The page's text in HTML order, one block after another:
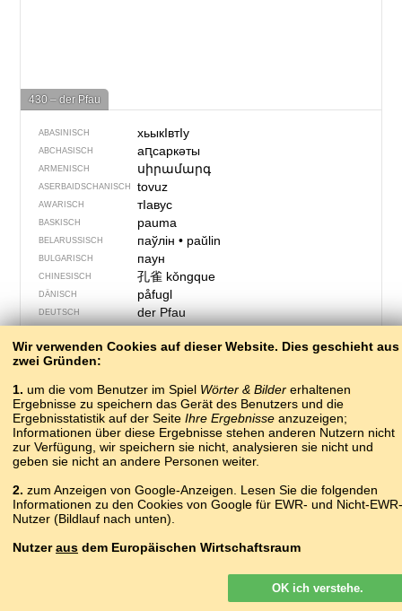
430 – der Pfau
ABASINISCH хьыкIвтIу
ABCHASISCH аԥсаркәты
ARMENISCH սիրամարգ
ASERBAIDSCHANISCH tovuz
AWARISCH тIавус
BASKISCH pauma
BELARUSSISCH паўлін• paŭlin
BULGARISCH паун
CHINESISCH 孔雀 kǒngque
DÄNISCH påfugl
DEUTSCH der Pfau
peacock
ERSJA-MORDWINISCH ?
ESPERANTO
ESTNISCH paabulind
FÄRÖISCH páfuglur
FINNISCH riikinkukko
FRANZÖSISCH paon
FURLANISCH pavon
GRIECHISCH παγώνι
IRISCH péacóg
ISLÄNDISCH páfugl
ITALIENISCH pavone
Wir verwenden Cookies auf dieser Website. Dies geschieht aus
zwei Gründen:
1. um die vom Benutzer im Spiel Wörter & Bildererhaltenen
Ergebnisse zu speichern das Gerät des Benutzers und die
Ergebnisstatistik auf der Seite Ihre Ergebnisse anzuzeigen;
Informationen über diese Ergebnisse stehen anderen Nutzern nicht
zur Verfügung, wir speichern sie nicht, analysieren sie nicht und
geben sie nicht an andere Personen weiter.
2. zum Anzeigen von Google-Anzeigen. Lesen Sie die folgenden
Informationen zu den Cookies von Google für EWR- und Nicht-EWR-
Nutzer (Bildlauf nach unten).
Nutzeraus dem Europäischen Wirtschaftsraum
Google-Anzeigen, die auf unserer Website für Nutzer aus dem EWR
personalisiert. Obwohl diese Anzeigen
keine Cookies für die Personalisierung von Anzeigen verwenden,
OK ich verstehe.